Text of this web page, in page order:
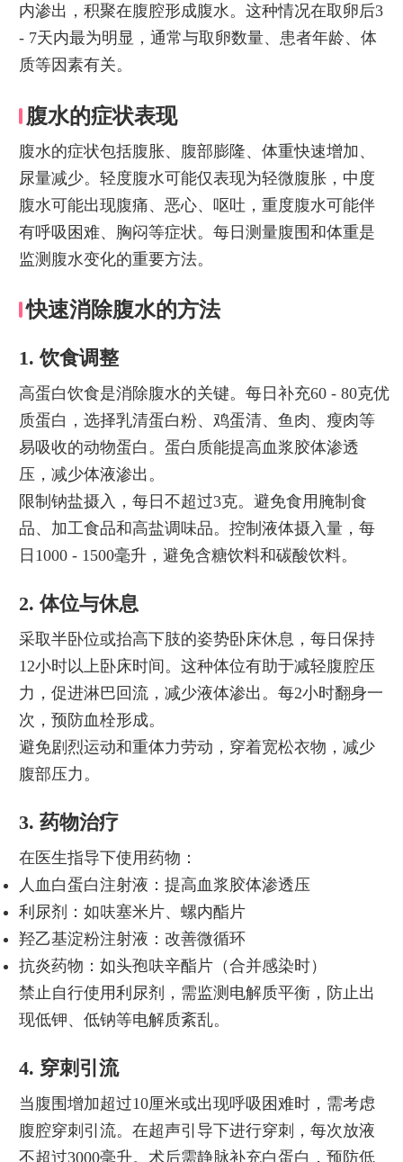
内渗出，积聚在腹腔形成腹水。这种情况在取卵后3
- 7天内最为明显，通常与取卵数量、患者年龄、体
质等因素有关。
腹水的症状表现
腹水的症状包括腹胀、腹部膨隆、体重快速增加、
尿量减少。轻度腹水可能仅表现为轻微腹胀，中度
腹水可能出现腹痛、恶心、呕吐，重度腹水可能伴
有呼吸困难、胸闷等症状。每日测量腹围和体重是
监测腹水变化的重要方法。
快速消除腹水的方法
1. 饮食调整
高蛋白饮食是消除腹水的关键。每日补充60 - 80克优
质蛋白，选择乳清蛋白粉、鸡蛋清、鱼肉、瘦肉等
易吸收的动物蛋白。蛋白质能提高血浆胶体渗透
压，减少体液渗出。
限制钠盐摄入，每日不超过3克。避免食用腌制食
品、加工食品和高盐调味品。控制液体摄入量，每
日1000 - 1500毫升，避免含糖饮料和碳酸饮料。
2. 体位与休息
采取半卧位或抬高下肢的姿势卧床休息，每日保持
12小时以上卧床时间。这种体位有助于减轻腹腔压
力，促进淋巴回流，减少液体渗出。每2小时翻身一
次，预防血栓形成。
避免剧烈运动和重体力劳动，穿着宽松衣物，减少
腹部压力。
3. 药物治疗
在医生指导下使用药物：
人血白蛋白注射液：提高血浆胶体渗透压
利尿剂：如呋塞米片、螺内酯片
羟乙基淀粉注射液：改善微循环
抗炎药物：如头孢呋辛酯片（合并感染时）
禁止自行使用利尿剂，需监测电解质平衡，防止出
现低钾、低钠等电解质紊乱。
4. 穿刺引流
当腹围增加超过10厘米或出现呼吸困难时，需考虑
腹腔穿刺引流。在超声引导下进行穿刺，每次放液
不超过3000毫升。术后需静脉补充白蛋白，预防低